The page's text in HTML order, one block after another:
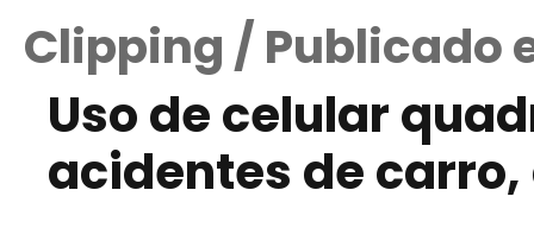
Clipping / Publicado
Uso de celular
acidentes de